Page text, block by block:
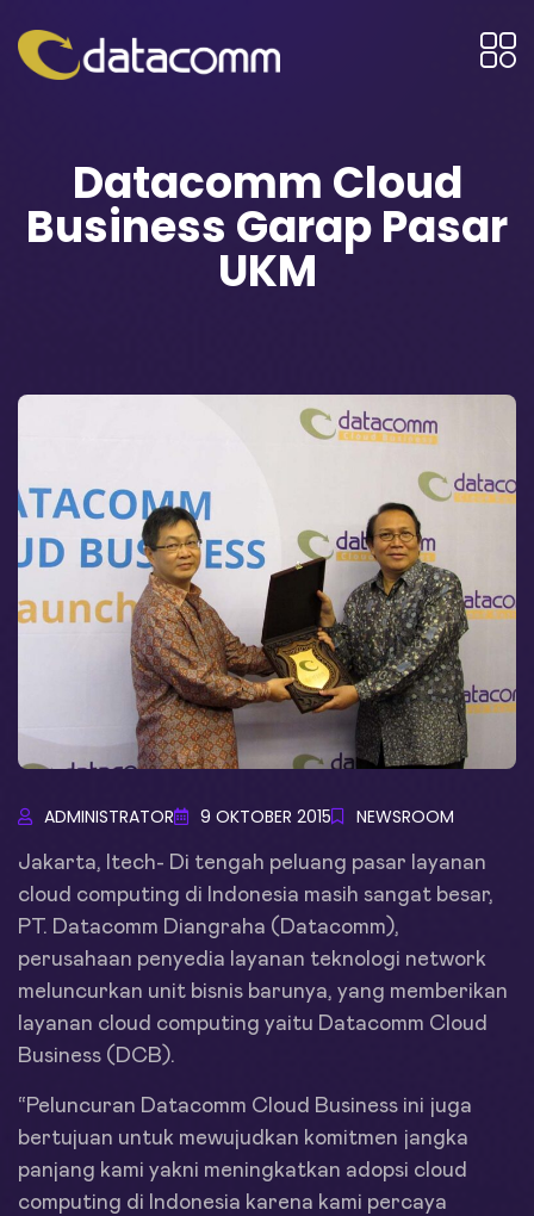
Datacomm Cloud
Business Garap Pasar
UKM
ADMINISTRATOR 9 OKTOBER 2015 NEWSROOM
Jakarta, Itech- Di tengah peluang pasar layanan
cloud computing di Indonesia masih sangat besar,
PT. Datacomm Diangraha (Datacomm),
perusahaan penyedia layanan teknologi network
meluncurkan unit bisnis barunya, yang memberikan
layanan cloud computing yaitu Datacomm Cloud
Business (DCB).
“Peluncuran Datacomm Cloud Business ini juga
bertujuan untuk mewujudkan komitmen jangka
panjang kami yakni meningkatkan adopsi cloud
computing di Indonesia karena kami percaya